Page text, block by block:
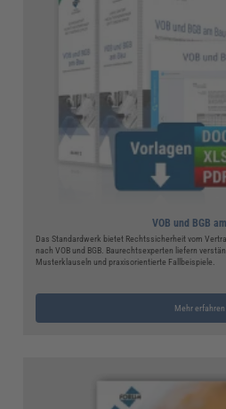
VOB und BGB
Das Standardwerk bietet Rechtssicherheit vom
nach VOB und BGB. Baurechtsexperten liefern
Musterklauseln und praxisorientierte Fallbeispiele.
Mehr erfahren